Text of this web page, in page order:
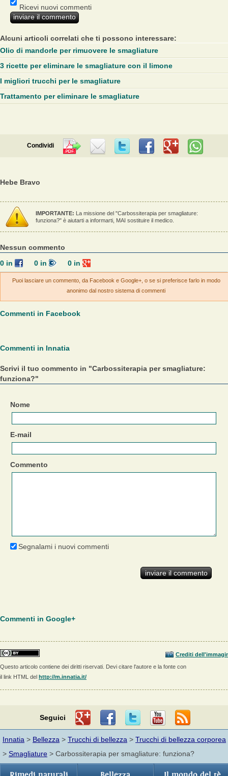
Ricevi nuovi commenti
Alcuni articoli correlati che ti possono interessare:
Olio di mandorle per rimuovere le smagliature
3 ricette per eliminare le smagliature con il limone
I migliori trucchi per le smagliature
Trattamento per eliminare le smagliature
Condividi
Hebe Bravo
IMPORTANTE: La missione del "Carbossiterapia per smagliature:
funziona?" è aiutarti a informarti, MAI sostituire il medico.
Nessun commento
0in 0in 0 in
Puoi lasciare un commento, da Facebook e Google+, o se si preferisce farlo in modo
anonimo dal nostro sistema di commenti
Commenti in Facebook
Commenti in Innatia
Scrivi il tuo commento in "Carbossiterapia per smagliature:
funziona?"
Nome
E-mail
Commento
Segnalami i nuovi commenti
Commenti in Google+
Crediti
Questo articolo contiene dei diritti riservati. Devi citare l'autore e la fonte con
il link HTML del http://m.innatia.it/
Seguici
Innatia > Bellezza > Trucchi di bellezza > Trucchi di bellezza corporea
> Smagliature > Carbossiterapia per smagliature: funziona?